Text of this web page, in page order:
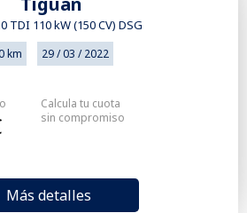
TDI 110 kW (150 CV) DSG
km 29 / 03 / 2022
Más detalles
Calcula tu cuota
sin compromiso